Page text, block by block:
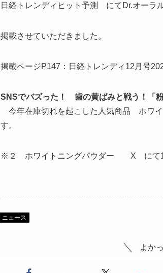
日経トレンディヒット予測 にてDr.オー
掲載させていただきました。
掲載ページP147：日経トレンディ12月号
SNSでバズった！
歯の黄ばみと戦う！「
今年在庫切れを起こした人気商品 ホワ
す。
※２ ホワイトニングパウダー X にて
ニュース
よか